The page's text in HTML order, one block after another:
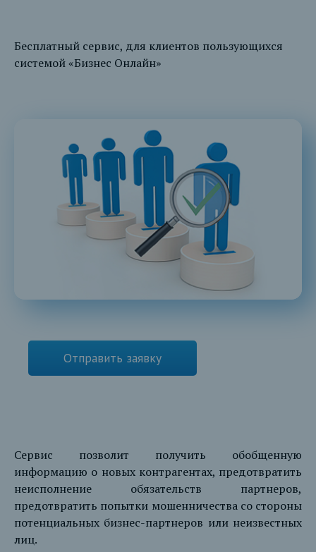
Бесплатный сервис, для клиентов пользующихся
системой «Бизнес Онлайн»
Отправить заявку
Сервис позволит получить обобщенную
информацию о новых контрагентах, предотвратить
неисполнение обязательств партнеров,
предотвратить попытки мошенничества со стороны
потенциальных бизнес-партнеров или неизвестных
лиц.